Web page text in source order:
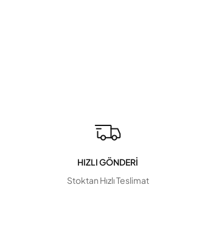
HIZLI GÖNDERİ
Stoktan Hızlı Teslimat